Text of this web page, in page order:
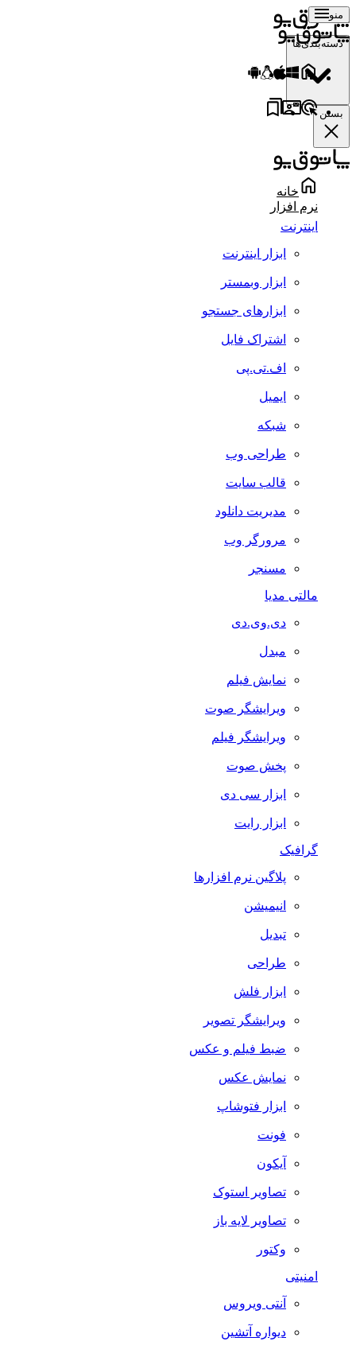
منو
دسته‌بندی‌ها
بستن
خانه
نرم افزار
اینترنت
ابزار اینترنت
ابزار وبمستر
ابزارهای جستجو
اشتراک فایل
اف.تی.پی
ایمیل
شبکه
طراحی وب
قالب سایت
مدیریت دانلود
مرورگر وب
مسنجر
مالتی مدیا
دی.وی.دی
مبدل
نمایش فیلم
ویرایشگر صوت
ویرایشگر فیلم
پخش صوت
ابزار سی دی
ابزار رایت
گرافیک
پلاگین نرم افزارها
انیمیشن
تبدیل
طراحی
ابزار فلش
ویرایشگر تصویر
ضبط فيلم و عكس
نمایش عکس
ابزار فتوشاپ
فونت
آیکون
تصاویر استوک
تصاویر لایه باز
وکتور
امنیتی
آنتی ویروس
دیواره آتشین